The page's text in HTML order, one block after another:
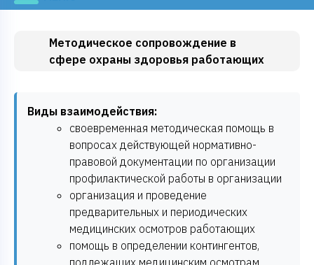
Методическое сопровождение в
сфере охраны здоровья работающих
Виды взаимодействия:
своевременная методическая помощь в
вопросах действующей нормативно-
правовой документации по организации
профилактической работы в организации
организация и проведение
предварительных и периодических
медицинских осмотров работающих
помощь в определении контингентов,